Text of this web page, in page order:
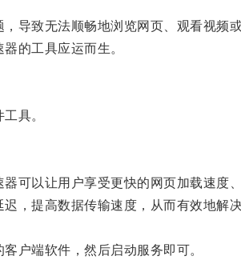
致无法顺畅地浏览网页、观看视频或
的工具应运而生。
具。
以让用户享受更快的网页加载速度、
提高数据传输速度，从而有效地解决
户端软件，然后启动服务即可。